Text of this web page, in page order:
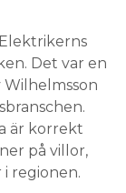
Det var en
Wilhelmsson
är korrekt
på villor,
regionen.